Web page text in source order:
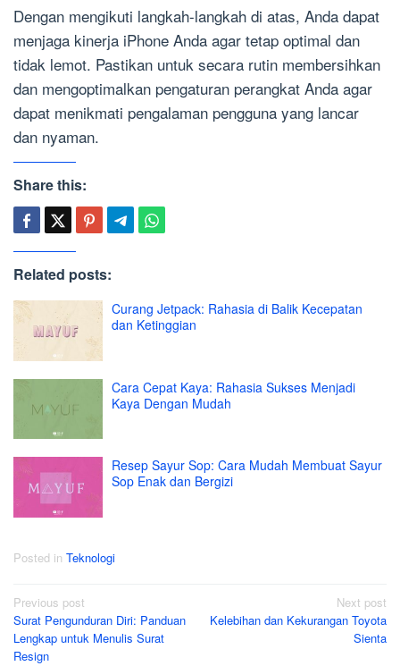
Dengan mengikuti langkah-langkah di atas, Anda dapat
menjaga kinerja iPhone Anda agar tetap optimal dan
tidak lemot. Pastikan untuk secara rutin membersihkan
dan mengoptimalkan pengaturan perangkat Anda agar
dapat menikmati pengalaman pengguna yang lancar
dan nyaman.
Share this:
Related posts:
Curang Jetpack: Rahasia di Balik Kecepatan
dan Ketinggian
Cara Cepat Kaya: Rahasia Sukses Menjadi
Kaya Dengan Mudah
Resep Sayur Sop: Cara Mudah Membuat Sayur
Sop Enak dan Bergizi
Posted in Teknologi
Post
navigation
Previous post
Surat Pengunduran Diri: Panduan
Lengkap untuk Menulis Surat
Resign
Next post
Kelebihan dan Kekurangan Toyota
Sienta